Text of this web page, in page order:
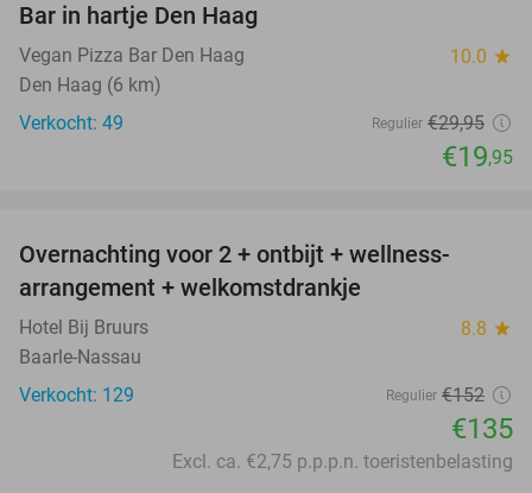
Bar in hartje Den Haag
Vegan Pizza Bar Den Haag 10.0 star
Den Haag (6 km)
Verkocht: 49
Regulier €29,95
€19,95
Overnachting voor 2 + ontbijt + wellness-
arrangement + welkomstdrankje
Hotel Bij Bruurs 8.8 star
Baarle-Nassau
Verkocht: 129
Regulier €152
€135
Excl. ca. €2,75 p.p.p.n. toeristenbelasting